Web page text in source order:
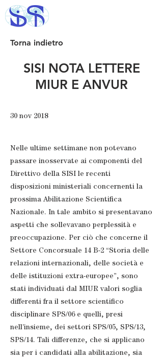
Torna indietro
SISI NOTA LETTERE
MIUR E ANVUR
30 nov 2018
Nelle ultime settimane non potevano
passare inosservate ai componenti del
Direttivo della SISI le recenti
disposizioni ministeriali concernenti la
prossima Abilitazione Scientifica
Nazionale. In tale ambito si presentavano
aspetti che sollevavano perplessità e
preoccupazione. Per ciò che concerne il
Settore Concorsuale 14 B-2 “Storia delle
relazioni internazionali, delle società e
delle istituzioni extra-europee”, sono
stati individuati dal MIUR valori soglia
differenti fra il settore scientifico
disciplinare SPS/06 e quelli, presi
nell’insieme, dei settori SPS/05, SPS/13,
SPS/14. Tali differenze, che si applicano
sia per i candidati alla abilitazione, sia